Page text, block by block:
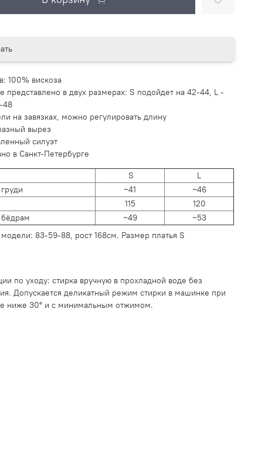
100% вискоза
представлено в двух размерах: S подойдет на 42-44, L -
48
на завязках, можно регулировать длину
вырез
силуэт
в Санкт-Петербурге
83-59-88, рост 168см. Размер платья S
S
L
~41
~46
115
120
~49 ~53
по уходу: стирка вручную в прохладной воде без
Допускается деликатный режим стирки в машинке при
ниже 30° и с минимальным отжимом.